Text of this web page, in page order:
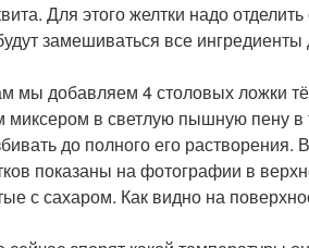
Для этого желтки надо
замешиваться все
мы добавляем 4 столовых ложки
миксером в светлую пышную пену
до полного его растворения.
показаны на фотографии в
с сахаром. Как видно на